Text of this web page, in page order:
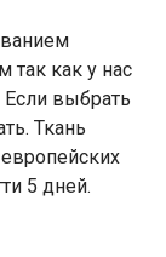
так как у нас
выбрать
Ткань
5 дней.